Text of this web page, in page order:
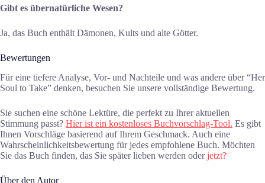
Gibt es übernatürliche Wesen?
Ja, das Buch enthält Dämonen, Kults und alte Götter.
Bewertungen
Für eine tiefere Analyse, Vor- und Nachteile und was andere über “Her
Soul to Take” denken, besuchen Sie unsere vollständige Bewertung.
Sie suchen eine schöne Lektüre, die perfekt zu Ihrer aktuellen
Stimmung passt? Hier ist ein kostenloses Buchvorschlag-Tool. Es gibt
Ihnen Vorschläge basierend auf Ihrem Geschmack. Auch eine
Wahrscheinlichkeitsbewertung für jedes empfohlene Buch. Möchten
Sie das Buch finden, das Sie später lieben werden oderjetzt?
Über den Autor